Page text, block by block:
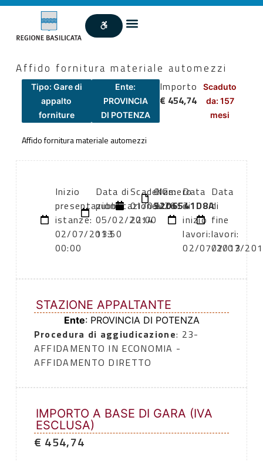
Affido fornitura materiale automezzi
Tipo: Gare di
appalto
forniture
Ente:
PROVINCIA
DI POTENZA
Importo
€ 454,74
Scaduto
da: 157
mesi
Affido fornitura materiale automezzi
Inizio
presentazione
istanze:
02/07/2013
00:00
Data di
pubblicazione:
05/02/2014
13:50
Scadenza:
01/07/2013
22:00
Numero
atto:
CIG:
5206541D8A
Data
di
inizio
lavori:
02/07/2013
Data
di
fine
lavori:
07/07/
STAZIONE APPALTANTE
Ente: PROVINCIA DI POTENZA
Procedura di aggiudicazione: 23-
AFFIDAMENTO IN ECONOMIA -
AFFIDAMENTO DIRETTO
IMPORTO A BASE DI GARA (IVA
ESCLUSA)
€ 454,74